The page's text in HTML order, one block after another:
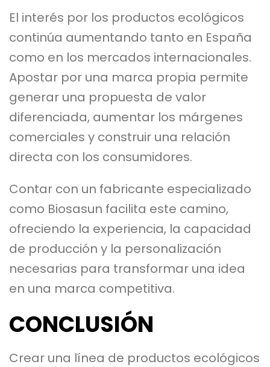
El interés por los productos ecológicos
continúa aumentando tanto en España
como en los mercados internacionales.
Apostar por una marca propia permite
generar una propuesta de valor
diferenciada, aumentar los márgenes
comerciales y construir una relación
directa con los consumidores.
Contar con un fabricante especializado
como Biosasun facilita este camino,
ofreciendo la experiencia, la capacidad
de producción y la personalización
necesarias para transformar una idea
en una marca competitiva.
CONCLUSIÓN
Crear una línea de productos ecológicos